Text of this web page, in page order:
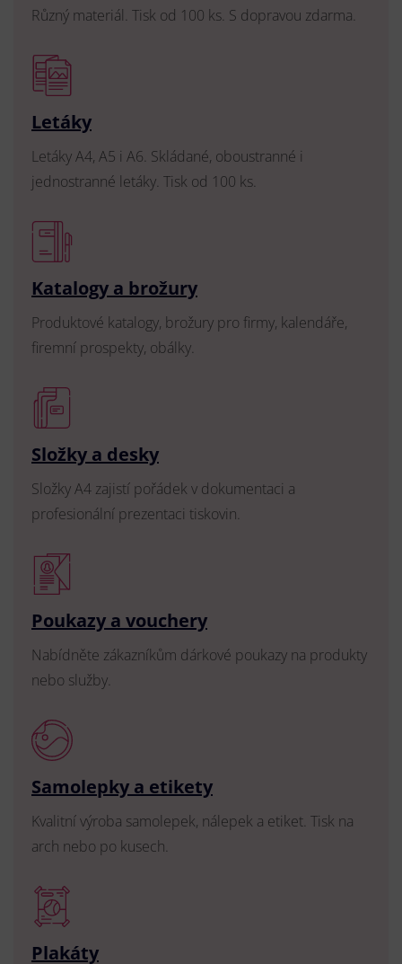
Různý materiál. Tisk od 100 ks. S dopravou zdarma.
Letáky
Letáky A4, A5 i A6. Skládané, oboustranné i
jednostranné letáky. Tisk od 100 ks.
Katalogy a brožury
Produktové katalogy, brožury pro firmy, kalendáře,
firemní prospekty, obálky.
Složky a desky
Složky A4 zajistí pořádek v dokumentaci a
profesionální prezentaci tiskovin.
Poukazy a vouchery
Nabídněte zákazníkům dárkové poukazy na produkty
nebo služby.
Samolepky a etikety
Kvalitní výroba samolepek, nálepek a etiket. Tisk na
arch nebo po kusech.
Plakáty